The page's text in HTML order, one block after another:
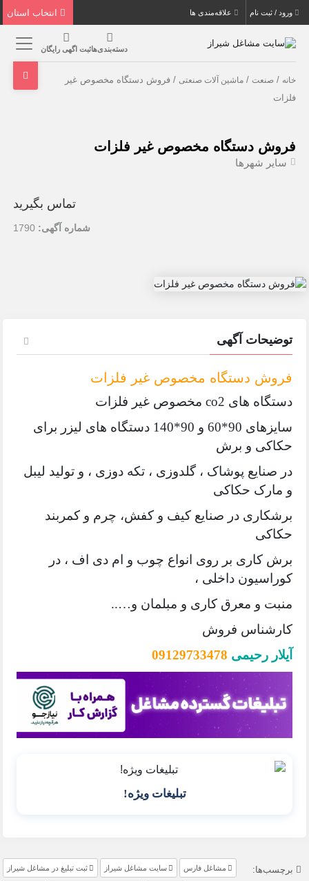
ورود / ثبت نام علاقه‌مندی ها
دسته‌بندی‌هاثبت اگهی رایگان
خانه /صنعت /ماشین آلات صنعتی / فروش دستگاه مخصوص غیر
فلزات
فروش دستگاه مخصوص غیر فلزات
سایر شهرها
تماس بگیرید
شماره آگهی: 1790
توضیحات آگهی
فروش دستگاه مخصوص غیر فلزات
دستگاه های co2 مخصوص غیر فلزات
سایزهای 90*60 و 90*140 دستگاه های لیزر برای
حکاکی و برش
در صنایع پوشاک ، گلدوزی ، تکه دوزی ، و تولید لیبل
و مارک حکاکی
برشکاری در صنایع کیف و کفش، چرم و کمربند
حکاکی
برش کاری بر روی انواع چوب و ام دی اف ، در
کوراسیون داخلی ،
منبت و معرق کاری و مبلمان و…..
کارشناس فروش
آیلار رحیمی 09129733478
تبلیغات ویژه!
برچسب‌ها: مشاغل فارس سایت مشاغل شیراز ثبت تبلیغ در مشاغل شیراز